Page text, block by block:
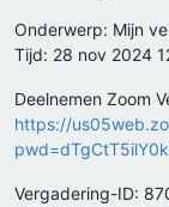
Onderwerp: Mijn
Tijd: 28 nov 2024
Deelnemen Zoom
https://
Vergadering-ID: